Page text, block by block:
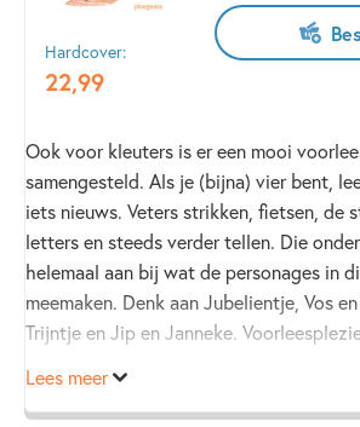
Hardcover:
22,99
Ook voor kleuters is er een mooi
samengesteld. Als je (bijna) vier bent,
iets nieuws. Veters strikken, fietsen, de
letters en steeds verder tellen. Die
helemaal aan bij wat de personages in
meemaken. Denk aan Jubelientje, Vos
Trijntje en Jip en Janneke.
Lees meer